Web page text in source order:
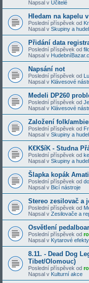
Napsal v Učitelé
Hledam na kapelu
Poslední příspěvek od
Napsal v Skupiny a
Přidání data
Poslední příspěvek od
Napsal v
Napsání not
Poslední příspěvek od
Napsal v Klávesové
Medeli DP260
Poslední příspěvek od
Napsal v Klávesové
Založení folk/
Poslední příspěvek od
Napsal v Skupiny a
K€K$íK - Studna
Poslední příspěvek od
Napsal v Skupiny a
Šlapka kopák Amati
Poslední příspěvek od
Napsal v Bicí nástroje
Stereo zesilovač a
Poslední příspěvek od
Napsal v Zesilovače a
Osvětlení
Poslední příspěvek od
Napsal v Kytarové efekty
8.11. - Dead Dog
Tibet/Olomouc)
Poslední příspěvek od
Napsal v Kulturní akce